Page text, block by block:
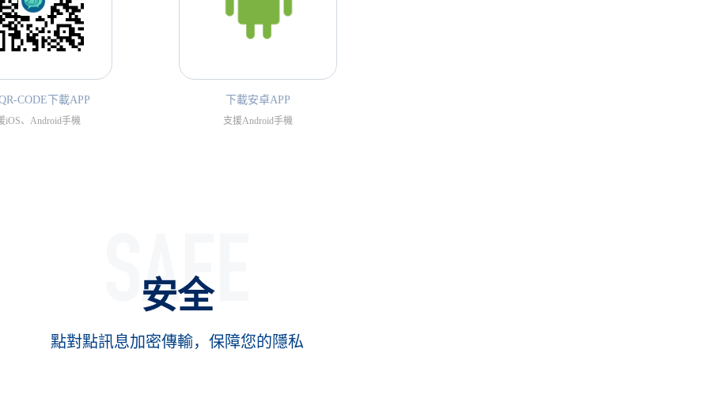
CODE下載APP
iOS、Android手機
下載安卓APP
支援Android手機
安全
點對點訊息加密傳輸，保障您的隱私